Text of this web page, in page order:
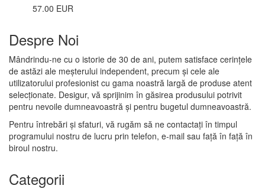
57.00 EUR
Despre Noi
Mândrindu-ne cu o istorie de 30 de ani, putem satisface cerințele
de astăzi ale meșterului independent, precum și cele ale
utilizatorului profesionist cu gama noastră largă de produse atent
selecționate. Desigur, vă sprijinim în găsirea produsului potrivit
pentru nevoile dumneavoastră și pentru bugetul dumneavoastră.
Pentru întrebări și sfaturi, vă rugăm să ne contactați în timpul
programului nostru de lucru prin telefon, e-mail sau față în față în
biroul nostru.
Categorii